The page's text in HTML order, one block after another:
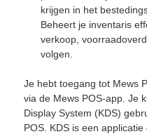
krijgen in het
Beheert je inventaris
verkoop,
volgen.
Je hebt toegang tot Mews
via de Mews POS-app. Je
Display System (KDS)
POS. KDS is een